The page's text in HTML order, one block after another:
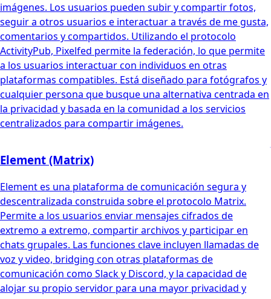
imágenes. Los usuarios pueden subir y compartir fotos,
seguir a otros usuarios e interactuar a través de me gusta,
comentarios y compartidos. Utilizando el protocolo
ActivityPub, Pixelfed permite la federación, lo que permite
a los usuarios interactuar con individuos en otras
plataformas compatibles. Está diseñado para fotógrafos y
cualquier persona que busque una alternativa centrada en
la privacidad y basada en la comunidad a los servicios
centralizados para compartir imágenes.
Element (Matrix)
Element es una plataforma de comunicación segura y
descentralizada construida sobre el protocolo Matrix.
Permite a los usuarios enviar mensajes cifrados de
extremo a extremo, compartir archivos y participar en
chats grupales. Las funciones clave incluyen llamadas de
voz y video, bridging con otras plataformas de
comunicación como Slack y Discord, y la capacidad de
alojar su propio servidor para una mayor privacidad y